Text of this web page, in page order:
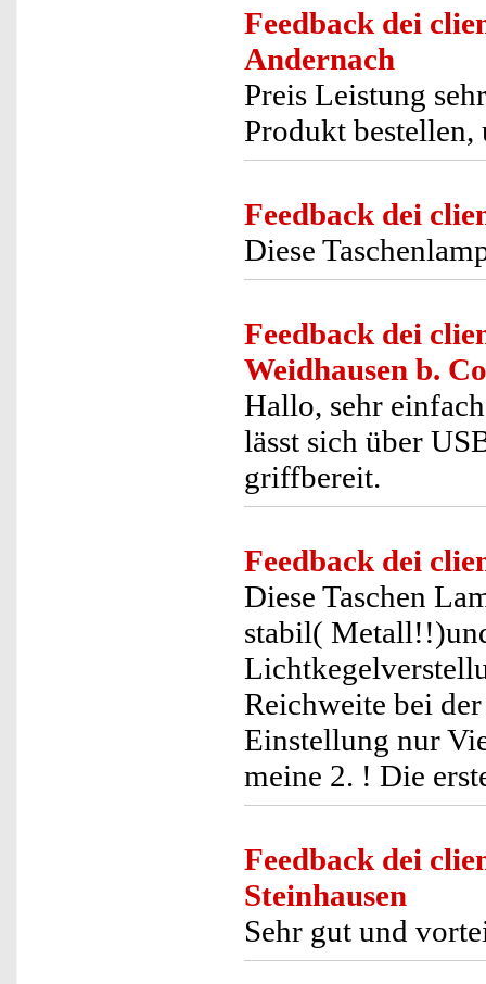
Feedback dei
Andernach
Preis Leistung
Produkt bestellen,
Feedback dei
Diese
Feedback dei
Weidhausen b.
Hallo, sehr
lässt sich über
griffbereit.
Feedback dei
Diese Taschen
stabil(
Reichweite bei
Einstellung nur
meine 2. ! Die
Feedback dei
Steinhausen
Sehr gut und